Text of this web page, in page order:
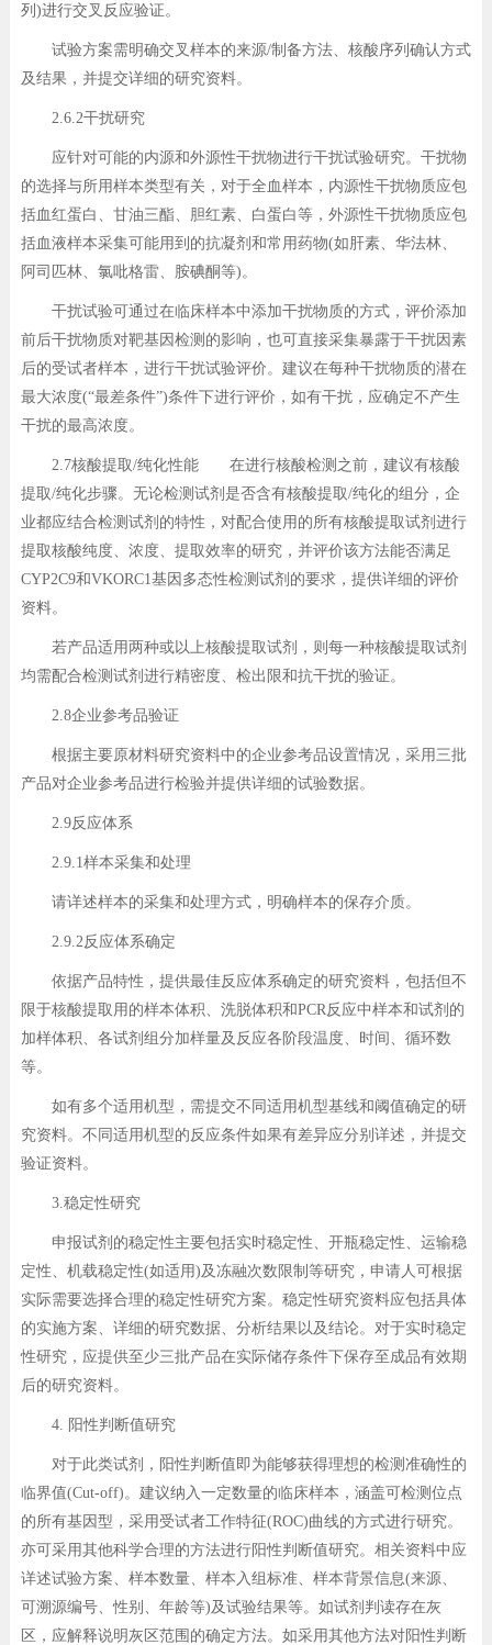
列)进行交叉反应验证。
试验方案需明确交叉样本的来源/制备方法、核酸序列确认方式
及结果，并提交详细的研究资料。
2.6.2干扰研究
应针对可能的内源和外源性干扰物进行干扰试验研究。干扰物
的选择与所用样本类型有关，对于全血样本，内源性干扰物质应包
括血红蛋白、甘油三酯、胆红素、白蛋白等，外源性干扰物质应包
括血液样本采集可能用到的抗凝剂和常用药物(如肝素、华法林、
阿司匹林、氯吡格雷、胺碘酮等)。
干扰试验可通过在临床样本中添加干扰物质的方式，评价添加
前后干扰物质对靶基因检测的影响，也可直接采集暴露于干扰因素
后的受试者样本，进行干扰试验评价。建议在每种干扰物质的潜在
最大浓度(“最差条件”)条件下进行评价，如有干扰，应确定不产生
干扰的最高浓度。
2.7核酸提取/纯化性能 在进行核酸检测之前，建议有核酸
提取/纯化步骤。无论检测试剂是否含有核酸提取/纯化的组分，企
业都应结合检测试剂的特性，对配合使用的所有核酸提取试剂进行
提取核酸纯度、浓度、提取效率的研究，并评价该方法能否满足
CYP2C9和VKORC1基因多态性检测试剂的要求，提供详细的评价
资料。
若产品适用两种或以上核酸提取试剂，则每一种核酸提取试剂
均需配合检测试剂进行精密度、检出限和抗干扰的验证。
2.8企业参考品验证
根据主要原材料研究资料中的企业参考品设置情况，采用三批
产品对企业参考品进行检验并提供详细的试验数据。
2.9反应体系
2.9.1样本采集和处理
请详述样本的采集和处理方式，明确样本的保存介质。
2.9.2反应体系确定
依据产品特性，提供最佳反应体系确定的研究资料，包括但不
限于核酸提取用的样本体积、洗脱体积和PCR反应中样本和试剂的
加样体积、各试剂组分加样量及反应各阶段温度、时间、循环数
等。
如有多个适用机型，需提交不同适用机型基线和阈值确定的研
究资料。不同适用机型的反应条件如果有差异应分别详述，并提交
验证资料。
3.稳定性研究
申报试剂的稳定性主要包括实时稳定性、开瓶稳定性、运输稳
定性、机载稳定性(如适用)及冻融次数限制等研究，申请人可根据
实际需要选择合理的稳定性研究方案。稳定性研究资料应包括具体
的实施方案、详细的研究数据、分析结果以及结论。对于实时稳定
性研究，应提供至少三批产品在实际储存条件下保存至成品有效期
后的研究资料。
4. 阳性判断值研究
对于此类试剂，阳性判断值即为能够获得理想的检测准确性的
临界值(Cut-off)。建议纳入一定数量的临床样本，涵盖可检测位点
的所有基因型，采用受试者工作特征(ROC)曲线的方式进行研究。
亦可采用其他科学合理的方法进行阳性判断值研究。相关资料中应
详述试验方案、样本数量、样本入组标准、样本背景信息(来源、
可溯源编号、性别、年龄等)及试验结果等。如试剂判读存在灰
区，应解释说明灰区范围的确定方法。如采用其他方法对阳性判断